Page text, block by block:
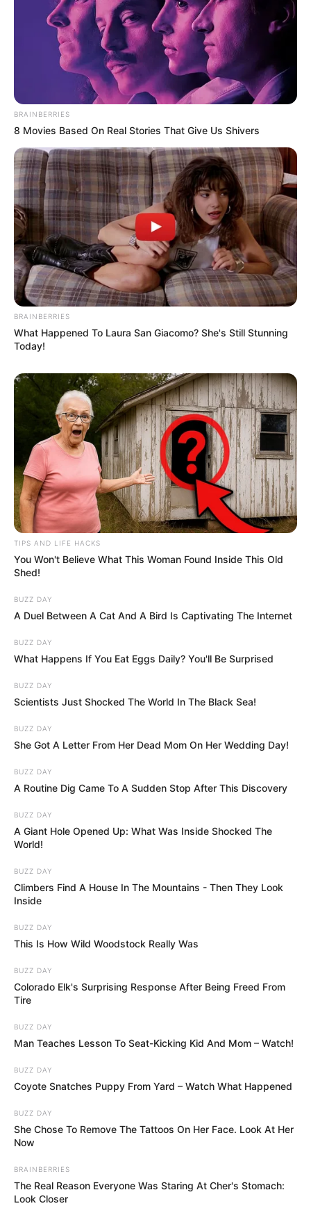
📢 Mit kell tenned, ha behívót kapsz?
✅ Ne hagyd figyelmen kívül!✅ Egyeztess
időpontot – akár elektronikusan is.✅ Menj el a
szűrésre, még ha tünetmentes vagy is.✅ Kérdezd
meg a háziorvosodat, ha bizonytalan vagy!
BRAINBERRIES
8 Movies Based On Real Stories That Give Us Shivers
BRAINBERRIES
What Happened To Laura San Giacomo? She's Still Stunning
Today!
TIPS AND LIFE HACKS
You Won't Believe What This Woman Found Inside This Old
Shed!
BUZZ DAY
A Duel Between A Cat And A Bird Is Captivating The Internet
BUZZ DAY
What Happens If You Eat Eggs Daily? You'll Be Surprised
BUZZ DAY
Scientists Just Shocked The World In The Black Sea!
BUZZ DAY
She Got A Letter From Her Dead Mom On Her Wedding Day!
BUZZ DAY
A Routine Dig Came To A Sudden Stop After This Discovery
BUZZ DAY
A Giant Hole Opened Up: What Was Inside Shocked The
World!
BUZZ DAY
Climbers Find A House In The Mountains - Then They Look
Inside
BUZZ DAY
This Is How Wild Woodstock Really Was
BUZZ DAY
Colorado Elk's Surprising Response After Being Freed From
Tire
BUZZ DAY
Man Teaches Lesson To Seat-Kicking Kid And Mom – Watch!
BUZZ DAY
Coyote Snatches Puppy From Yard – Watch What Happened
BUZZ DAY
She Chose To Remove The Tattoos On Her Face. Look At Her
Now
BRAINBERRIES
The Real Reason Everyone Was Staring At Cher's Stomach:
Look Closer